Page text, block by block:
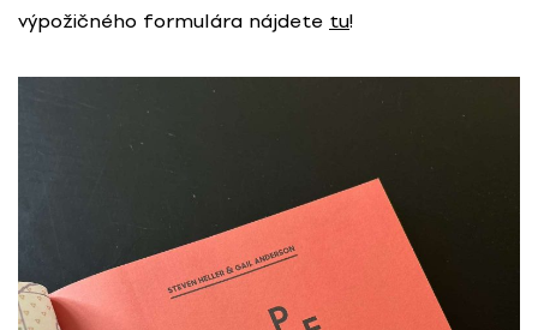
výpožičného formulára nájdete tu!